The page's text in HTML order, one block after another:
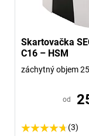
Skartovačka
C16 – HSM
záchytný objem 25 l
od
(3)